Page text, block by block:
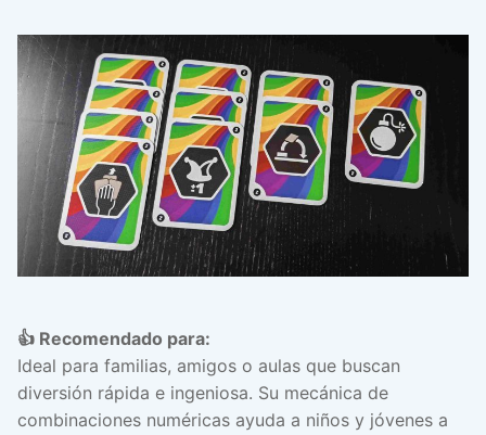
👍 Recomendado para:
Ideal para familias, amigos o aulas que buscan
diversión rápida e ingeniosa. Su mecánica de
combinaciones numéricas ayuda a niños y jóvenes a